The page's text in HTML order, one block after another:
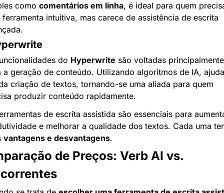
como comentários em linha, é ideal para quem
ferramenta intuitiva, mas carece de assistência de escrita
do Hyperwrite são voltadas principalmente
a geração de conteúdo. Utilizando algoritmos de IA,
criação de textos, tornando-se uma aliada para quem
produzir conteúdo rapidamente.
de escrita assistida são essenciais para
e melhorar a qualidade dos textos. Cada uma
vantagens e desvantagens.
de Preços: Verb AI vs.